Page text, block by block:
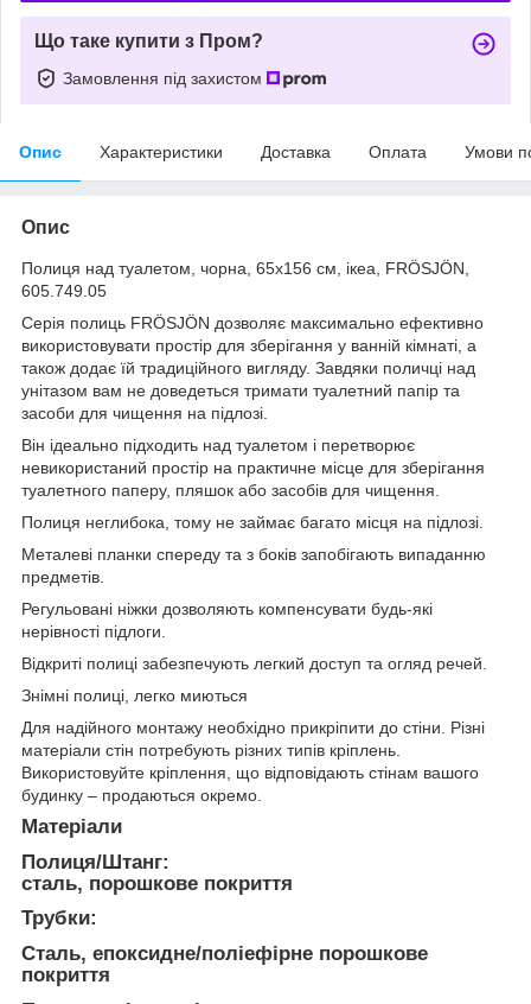
Що таке купити з Пром?
Замовлення під захистом
Опис Характеристики Доставка Оплата Умови
Опис
Полиця над туалетом, чорна, 65x156 см, ікеа, FRÖSJÖN,
605.749.05
Серія полиць FRÖSJÖN дозволяє максимально ефективно
використовувати простір для зберігання у ванній кімнаті, а
також додає їй традиційного вигляду. Завдяки поличці над
унітазом вам не доведеться тримати туалетний папір та
засоби для чищення на підлозі.
Він ідеально підходить над туалетом і перетворює
невикористаний простір на практичне місце для зберігання
туалетного паперу, пляшок або засобів для чищення.
Полиця неглибока, тому не займає багато місця на підлозі.
Металеві планки спереду та з боків запобігають випаданню
предметів.
Регульовані ніжки дозволяють компенсувати будь-які
нерівності підлоги.
Відкриті полиці забезпечують легкий доступ та огляд речей.
Знімні полиці, легко миються
Для надійного монтажу необхідно прикріпити до стіни. Різні
матеріали стін потребують різних типів кріплень.
Використовуйте кріплення, що відповідають стінам вашого
будинку – продаються окремо.
Матеріали
Полиця/Штанг:
сталь, порошкове покриття
Трубки:
Сталь, епоксидне/поліефірне порошкове
покриття